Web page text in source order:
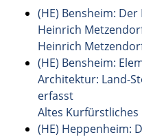
(HE) Bensheim:
Heinrich
Heinrich
(HE) Bensheim:
Architektur: Land-
erfasst
Altes Kurfürstliches
(HE) Heppenheim: